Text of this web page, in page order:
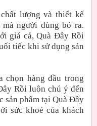
lượng và thiết kế
người dùng bỏ ra.
giá cả, Quà Đây Rồi
tiếc khi sử dụng sản
chọn hàng đầu trong
Rồi luôn chú ý đến
sản phẩm tại Quà Đây
sức khoẻ của khách